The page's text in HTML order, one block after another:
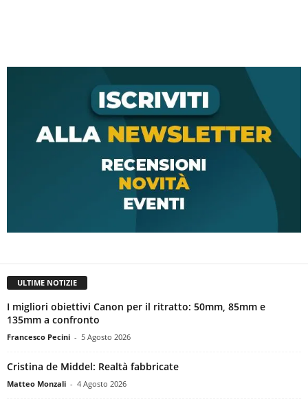
ULTIME NOTIZIE
I migliori obiettivi Canon per il ritratto: 50mm, 85mm e
135mm a confronto
Francesco Pecini - 5 Agosto 2026
Cristina de Middel: Realtà fabbricate
Matteo Monzali - 4 Agosto 2026